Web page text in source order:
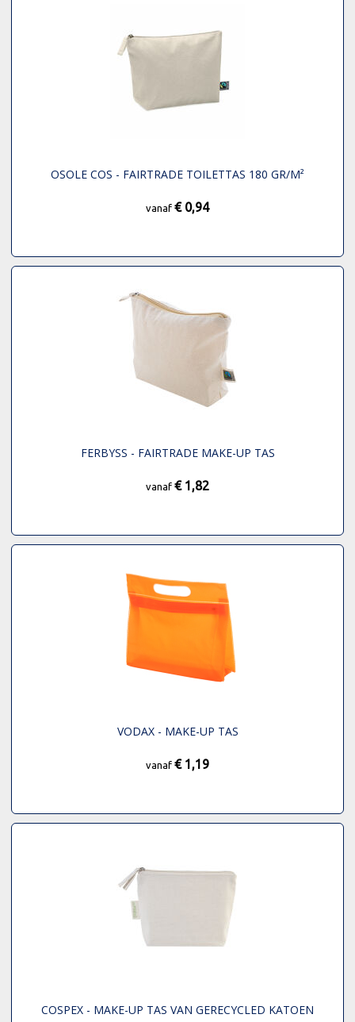
OSOLE COS - FAIRTRADE TOILETTAS 180 GR/M²
vanaf € 0,94
FERBYSS - FAIRTRADE MAKE-UP TAS
vanaf € 1,82
VODAX - MAKE-UP TAS
vanaf € 1,19
COSPEX - MAKE-UP TAS VAN GERECYCLED KATOEN